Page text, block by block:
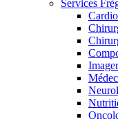
Services